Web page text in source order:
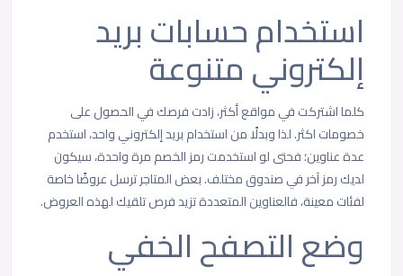
استخدام حسابات بريد
إلكتروني متنوعة
كلما اشتركت في مواقع أكثر، زادت فرصك في الحصول على
خصومات اكثر. لذا وبدلًا من استخدام بريد إلكتروني واحد، استخدم
عدة عناوين؛ فحتى لو استخدمت رمز الخصم مرة واحدة، سيكون
لديك رمز آخر في صندوق مختلف. بعض المتاجر ترسل عروضًا خاصة
لفئات معينة، فالعناوين المتعددة تزيد فرص تلقيك لهذه العروض.
وضع التصفح الخفي